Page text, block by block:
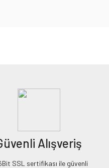
Alışveriş
SSL sertifikası ile güvenli